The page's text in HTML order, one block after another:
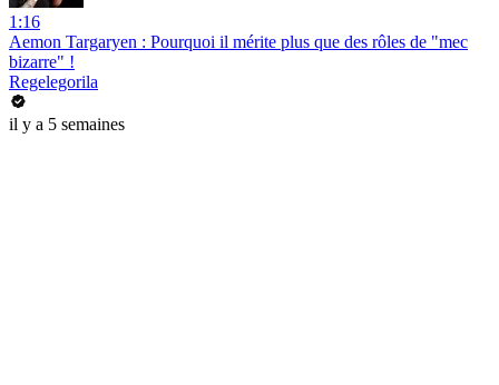
1:16
Aemon Targaryen : Pourquoi il mérite plus que des rôles de "mec
bizarre" !
Regelegorila
il y a 5 semaines